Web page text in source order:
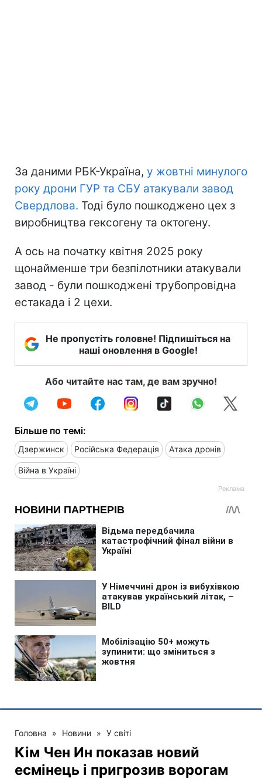
За даними РБК-Україна, у жовтні минулого
року дрони ГУР та СБУ атакували завод
Свердлова. Тоді було пошкоджено цех з
виробництва гексогену та октогену.
А ось на початку квітня 2025 року
щонайменше три безпілотники атакували
завод - були пошкоджені трубопровідна
естакада і 2 цехи.
Не пропустіть головне! Підпишіться на
наші оновлення в Google!
Або читайте нас там, де вам зручно!
Більше по темі:
Дзержинск Російська Федерація Атака дронів
Війна в Україні
Головна » Новини » У світі
Кім Чен Ин показав новий
есмінець і пригрозив ворогам